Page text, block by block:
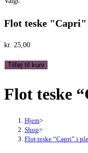
Flot teske
kr. 25,00
Flot
"Capri"
Tilføj til kurv
Flot teske
Hjem>
Shop>
Flot teske “Capri” i